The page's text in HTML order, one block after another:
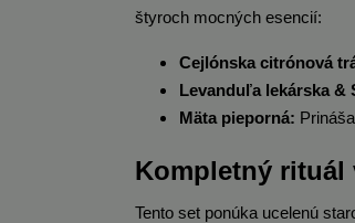
štyroch mocných esencií:
Cejlónska citrónová
Levanduľa lekárska &
Mäta pieporná:
Kompletný rituál
Tento set ponúka ucelenú